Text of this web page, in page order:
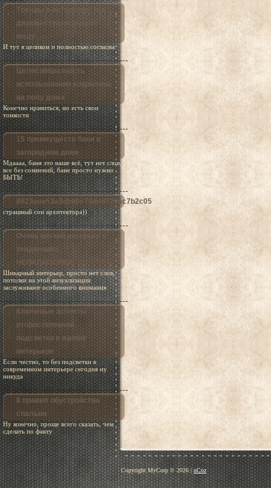
Тренды в интерьере: как
дизайн-студии задают
моду
И тут я целиком и полностью согласна
Целесообразность
использования ковролина
на полу дома
Конечно нравиться, но есть свои
тонкости
15 преимуществ бани в
загородном доме
Мдаааа, баня это наше всё, тут нет слов,
все без сомнений, бане просто нужно
БЫТЬ!
8623aee53a3db90c74ded720ac7b2c05
страшный сон архитектора))
Очень мягкий интерьер в
тенденциях
НЕОКЛАССИКИ
Шикарный интерьер, просто нет слов,
потолки на этой визуализации
заслуживают особенного внимания
Ключевые аспекты
второстепенной
подсветки в жилом
интерьере
Если честно, то без подсветки в
современном интерьере сегодня ну
никуда
8 правил обустройства
спальни
Ну конечно, проще всего сказать, чем
сделать по факту
Copyright MyCorp © 2026|uCoz